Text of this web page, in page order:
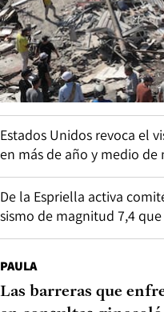
Estados Unidos revoca el
en más de año y medio
De la Espriella activa
sismo de magnitud 7,4
PAULA
Las barreras que